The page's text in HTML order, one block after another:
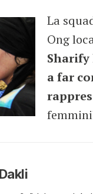
La
Ong
Sharify
a far